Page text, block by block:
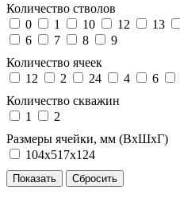
Количество стволов
0
1 10 12 13
6
7 8
9
Количество ячеек
12
2 24 4 6
Количество скважин
1
2
Размеры ячейки, мм (ВхШхГ)
104х517х124